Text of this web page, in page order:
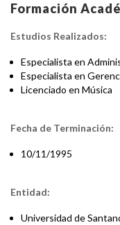
Formación
Estudios Realizados:
Especialista en
Especialista en
Licenciado en Música
Fecha de Terminación:
10/11/1995
Entidad:
Universidad de